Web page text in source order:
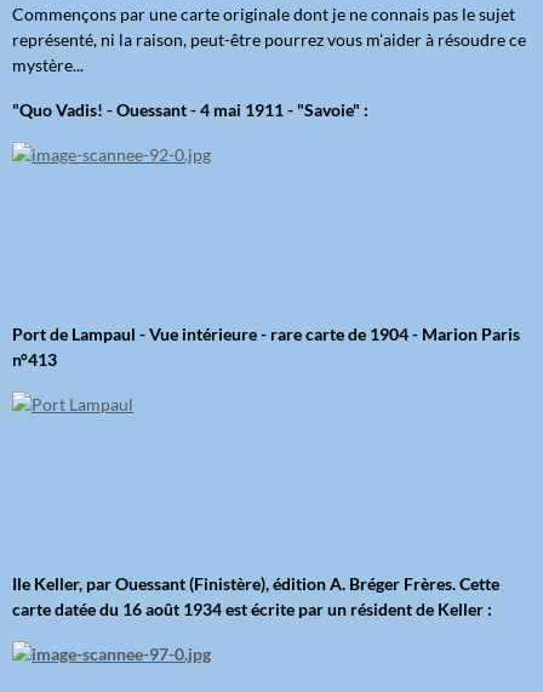
Commençons par une carte originale dont je ne connais pas le sujet
représenté, ni la raison, peut-être pourrez vous m'aider à résoudre ce
mystère...
"Quo Vadis! - Ouessant - 4 mai 1911 - "Savoie" :
Port de Lampaul - Vue intérieure - rare carte de 1904 - Marion Paris
n°413
Ile Keller, par Ouessant (Finistère), édition A. Bréger Frères. Cette
carte datée du 16 août 1934 est écrite par un résident de Keller :